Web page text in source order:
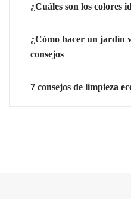
¿Cuáles son los colores
¿Cómo hacer un jardín
consejos
7 consejos de limpieza